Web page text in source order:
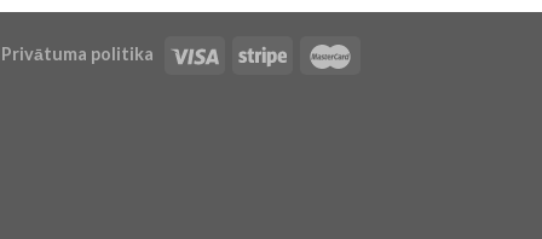
Privātuma politika